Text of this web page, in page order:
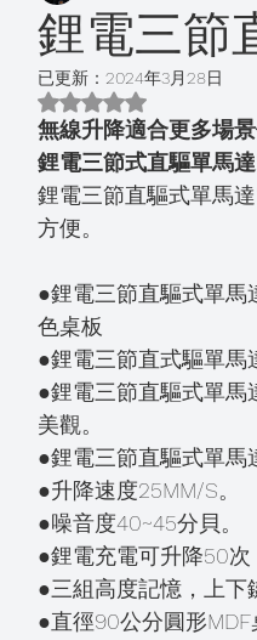
鋰電三節
已更新： 2024年3月28日
評等為 NaN（最高為
無線升降適合更多場
鋰電三節式直驅單馬
鋰電三節直驅式單馬
方便。
●鋰電三節直驅式單馬
色桌板
●鋰電三節直式驅單馬
●鋰電三節直驅式單馬
美觀。
●鋰電三節直驅式單馬
●升降速度25MM/S。
●噪音度40~45分貝。
●鋰電充電可升降50次
●三組高度記憶，上下
●直徑90公分圓形MDF